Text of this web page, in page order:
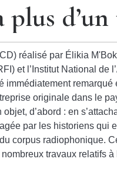
plus
réalisé par Élikia
et l’Institut National
immédiatement
originale dans le
d’abord : en
par les historiens
corpus radiophonique.
travaux relatifs